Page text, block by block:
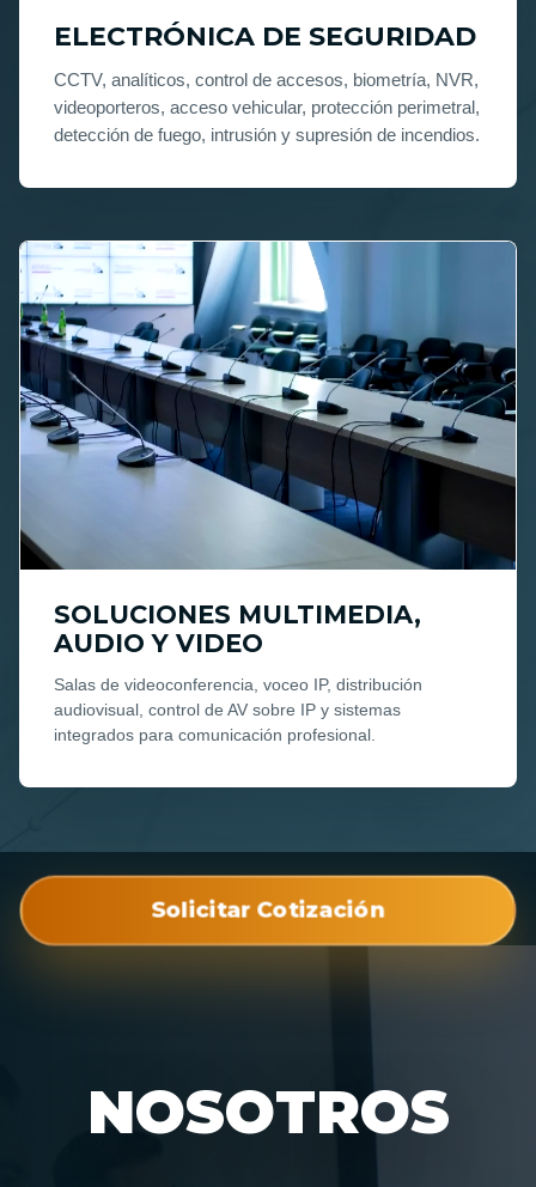
ELECTRÓNICA DE SEGURIDAD
CCTV, analíticos, control de accesos, biometría, NVR,
videoporteros, acceso vehicular, protección perimetral,
detección de fuego, intrusión y supresión de incendios.
SOLUCIONES MULTIMEDIA,
AUDIO Y VIDEO
Salas de videoconferencia, voceo IP, distribución
audiovisual, control de AV sobre IP y sistemas
integrados para comunicación profesional.
Solicitar Cotización
NOSOTROS